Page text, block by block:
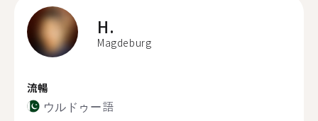
H.
Magdeburg
流暢
ウルドゥー語